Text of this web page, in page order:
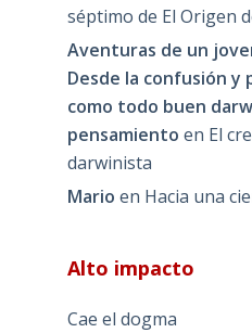
séptimo de El Origen
Aventuras de un
Desde la confusión y
como todo buen
pensamiento en El
darwinista
Mario en Hacia una
Alto impacto
Cae el dogma